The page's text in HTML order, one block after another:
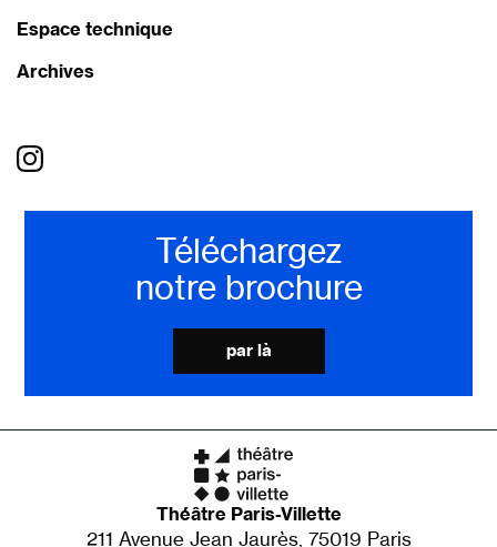
Espace technique
Archives
Téléchargez
notre brochure
par là
Théâtre Paris-Villette
211 Avenue Jean Jaurès, 75019 Paris